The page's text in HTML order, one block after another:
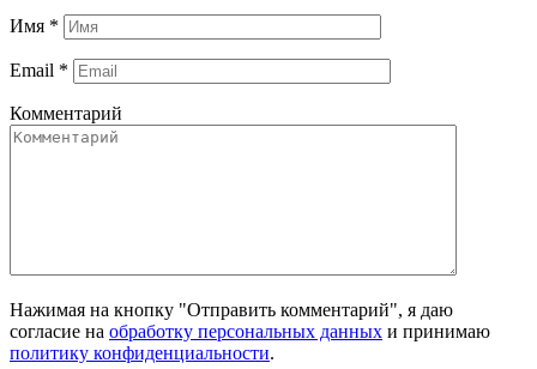
Имя *
Email *
Комментарий
Нажимая на кнопку "Отправить комментарий", я даю
согласие на обработку персональных данных и принимаю
политику конфиденциальности.